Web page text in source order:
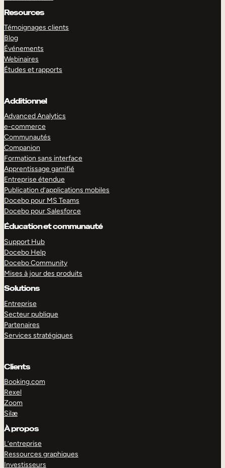
Resources
Témoignages clients
Blog
Événements
Webinaires
Études et rapports
Additionnel
Advanced Analytics
e-commerce
Communautés
Companion
Formation sans interface
Apprentissage gamifié
Entreprise étendue
Publication d’applications mobiles
Docebo pour MS Teams
Docebo pour Salesforce
Éducation et communauté
Support Hub
Docebo Help
Docebo Community
Mises à jour des produits
Solutions
Entreprise
Secteur publique
Partenaires
Services stratégiques
Clients
Booking.com
Rexel
Zoom
Silæ
À propos
L’entreprise
Ressources graphiques
Investisseurs